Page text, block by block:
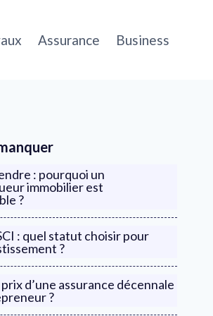
Assurance Business
: pourquoi un
immobilier est
?
: quel statut choisir pour
?
d’une assurance décennale
?